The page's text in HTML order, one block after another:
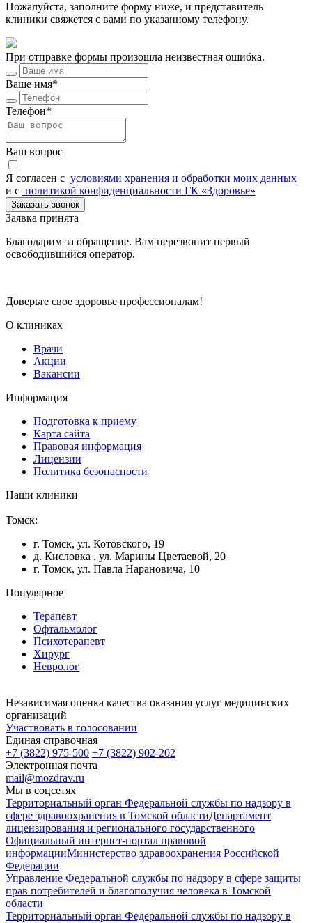
Пожалуйста, заполните форму ниже, и представитель
клиники свяжется с вами по указанному телефону.
При отправке формы произошла неизвестная ошибка.
Ваше имя*
Телефон*
Ваш вопрос
Я согласен c условиями хранения и обработки моих данных
и с политикой конфиденциальности ГК «Здоровье»
Заказать звонок
Заявка принята
Благодарим за обращение. Вам перезвонит первый
освободившийся оператор.
Доверьте свое здоровье профессионалам!
О клиниках
Врачи
Акции
Вакансии
Информация
Подготовка к приему
Карта сайта
Правовая информация
Лицензии
Политика безопасности
Наши клиники
Томск:
г. Томск, ул. Котовского, 19
д. Кисловка , ул. Марины Цветаевой, 20
г. Томск, ул. Павла Нарановича, 10
Популярное
Терапевт
Офтальмолог
Психотерапевт
Хирург
Невролог
Независимая оценка качества оказания услуг медицинских
организаций
Участвовать в голосовании
Единая справочная
+7 (3822) 975-500 +7 (3822) 902-202
Электронная почта
mail@mozdrav.ru
Мы в соцсетях
Территориальный орган Федеральной службы по надзору в
сфере здравоохранения в Томской областиДепартамент
лицензирования и регионального государственного
Официальный интернет-портал правовой
информацииМинистерство здравоохранения Российской
Федерации
Управление Федеральной службы по надзору в сфере защиты
прав потребителей и благополучия человека в Томской
области
Территориальный орган Федеральной службы по надзору в